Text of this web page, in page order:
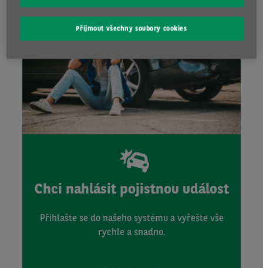
Chci nahlásit pojistnou událost
Přihlašte se do našeho systému a vyřešte vše
rychle a snadno.
Přijmout všechny soubory cookies